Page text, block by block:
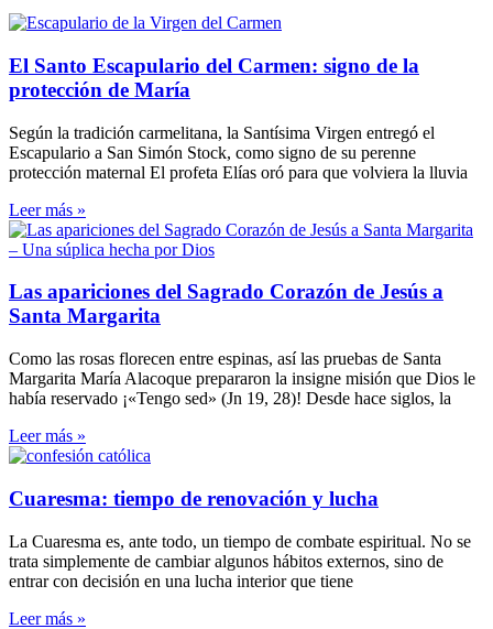
El Santo Escapulario del Carmen: signo de la
protección de María
Según la tradición carmelitana, la Santísima Virgen entregó el
Escapulario a San Simón Stock, como signo de su perenne
protección maternal El profeta Elías oró para que volviera la lluvia
Leer más »
Las apariciones del Sagrado Corazón de Jesús a
Santa Margarita
Como las rosas florecen entre espinas, así las pruebas de Santa
Margarita María Alacoque prepararon la insigne misión que Dios le
había reservado ¡«Tengo sed» (Jn 19, 28)! Desde hace siglos, la
Leer más »
Cuaresma: tiempo de renovación y lucha
La Cuaresma es, ante todo, un tiempo de combate espiritual. No se
trata simplemente de cambiar algunos hábitos externos, sino de
entrar con decisión en una lucha interior que tiene
Leer más »